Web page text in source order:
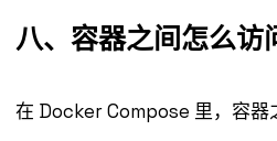
八、容器之间怎么访
在 Docker Compose 里，容器